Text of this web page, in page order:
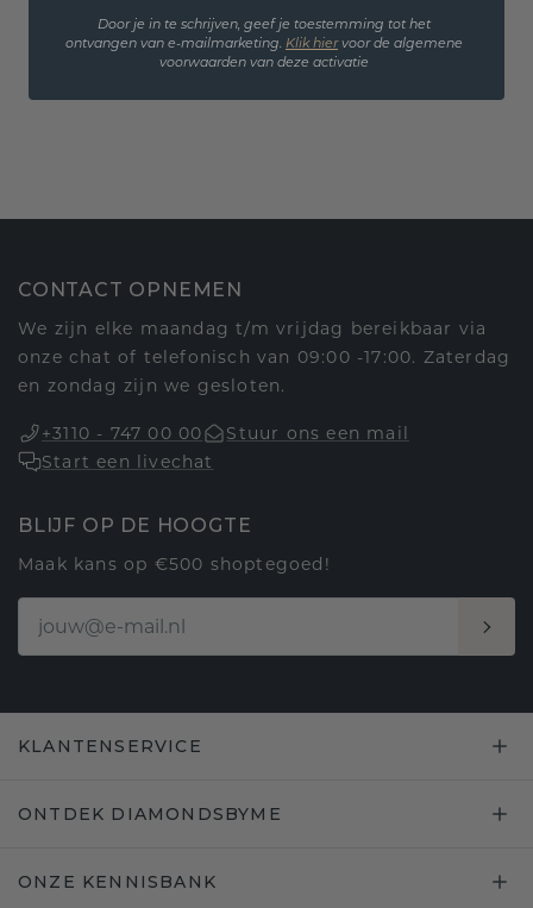
CONTACT OPNEMEN
We zijn elke maandag t/m vrijdag bereikbaar via
onze chat of telefonisch van 09:00 -17:00. Zaterdag
en zondag zijn we gesloten.
+3110 - 747 00 00
Stuur ons een mail
Start een livechat
BLIJF OP DE HOOGTE
Maak kans op €500 shoptegoed!
KLANTENSERVICE
ONTDEK DIAMONDSBYME
ONZE KENNISBANK
Door je in te schrijven, geef je toestemming tot het
ontvangen van e-mailmarketing. Klik hiervoor de algemene
voorwaarden van deze activatie